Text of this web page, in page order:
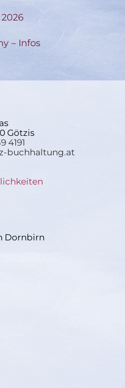
– Infos
Götzis
4191
buchhaltung.at
Dornbirn